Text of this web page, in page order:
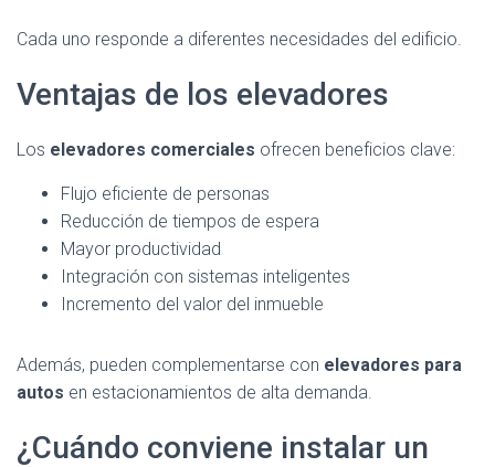
Cada uno responde a diferentes necesidades del edificio.
Ventajas de los elevadores
Los elevadores comerciales ofrecen beneficios clave:
Flujo eficiente de personas
Reducción de tiempos de espera
Mayor productividad
Integración con sistemas inteligentes
Incremento del valor del inmueble
Además, pueden complementarse con elevadores para
autos en estacionamientos de alta demanda.
¿Cuándo conviene instalar un